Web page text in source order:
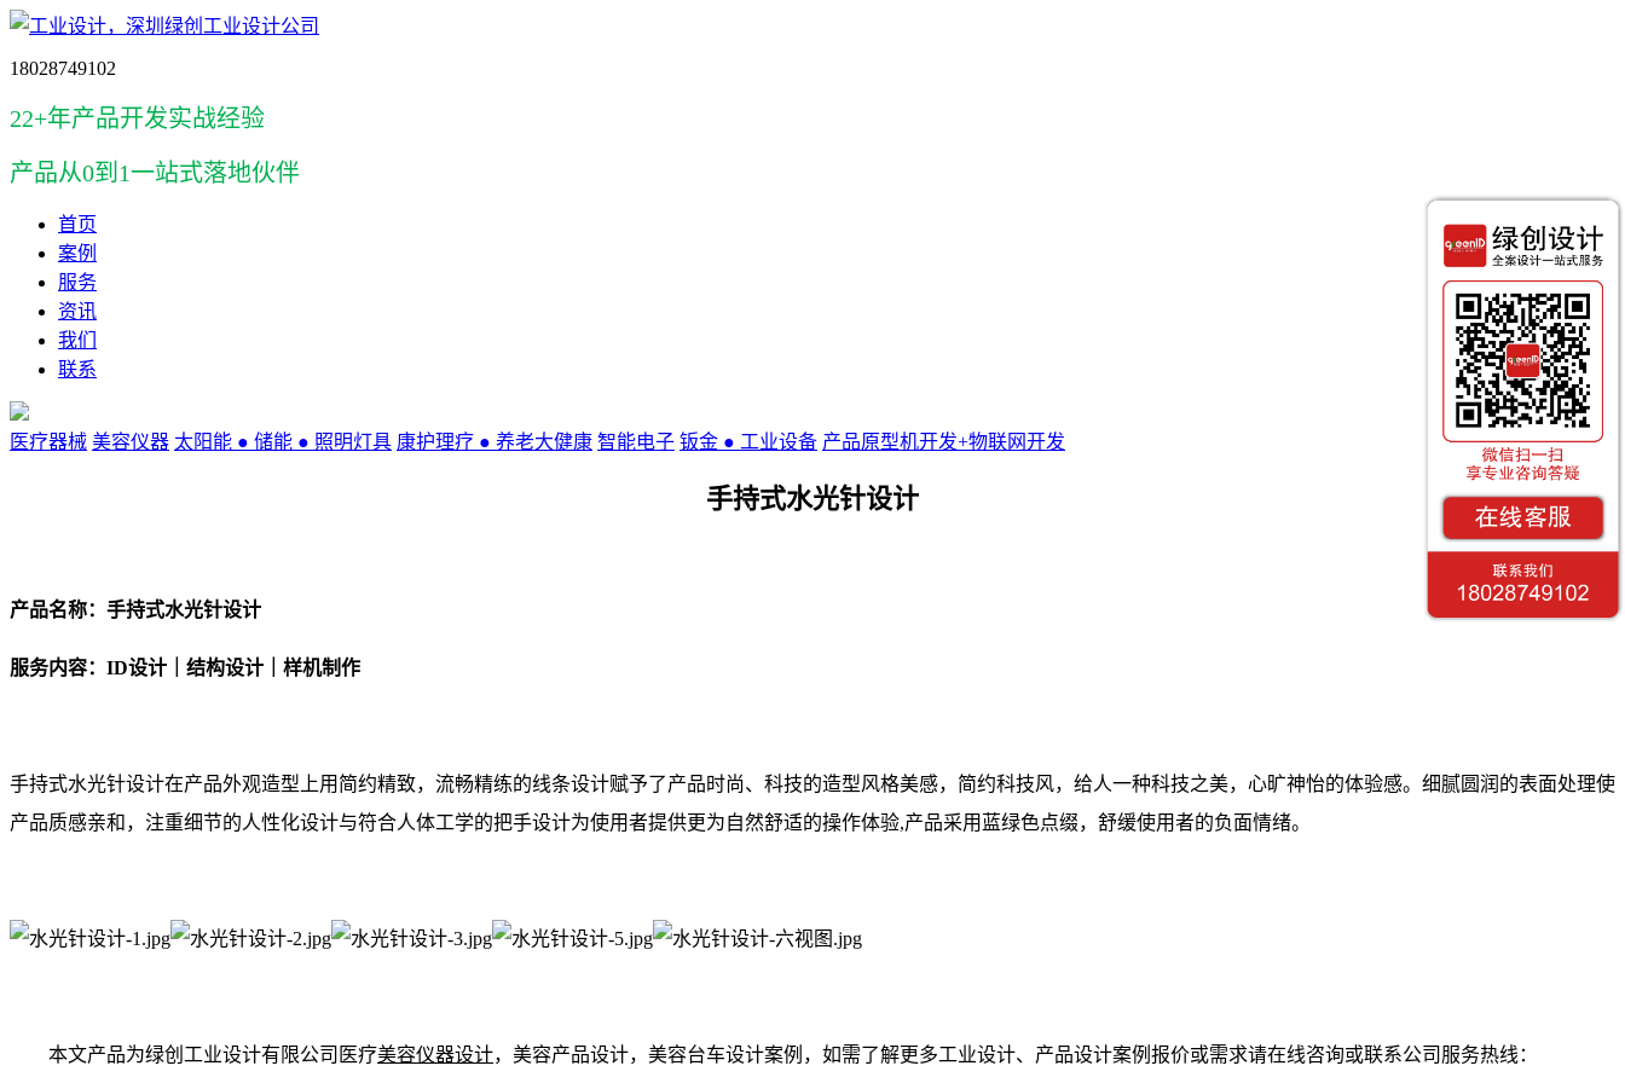
18028749102
22+年产品开发实战经验
产品从0到1一站式落地伙伴
首页
案例
服务
资讯
我们
联系
医疗器械 美容仪器 太阳能 ● 储能 ● 照明灯具 康护理疗 ● 养老大健康 智能电子 钣金 ● 工业设备 产品原型机开发+物联网开发
手持式水光针设计
产品名称：手持式水光针设计
服务内容：ID设计｜结构设计｜样机制作
手持式水光针设计在产品外观造型上用简约精致，流畅精练的线条设计赋予了产品时尚、科技的造型风格美感，简约科技风，给人一种科技之美，心旷神怡的体验感。细腻圆润的表面处理使
产品质感亲和，注重细节的人性化设计与符合人体工学的把手设计为使用者提供更为自然舒适的操作体验,产品采用蓝绿色点缀，舒缓使用者的负面情绪。
本文产品为绿创工业设计有限公司医疗美容仪器设计，美容产品设计，美容台车设计案例，如需了解更多工业设计、产品设计案例报价或需求请在线咨询或联系公司服务热线：